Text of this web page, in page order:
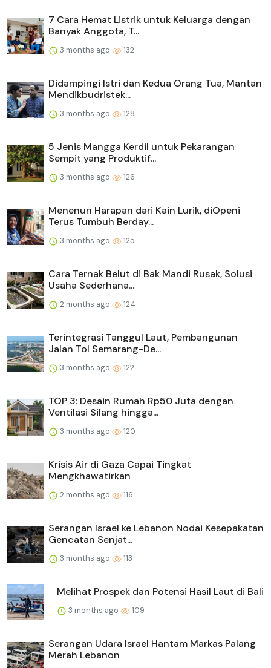
7 Cara Hemat Listrik untuk Keluarga dengan
Banyak Anggota, T...
3 months ago 132
Didampingi Istri dan Kedua Orang Tua, Mantan
Mendikbudristek...
3 months ago 128
5 Jenis Mangga Kerdil untuk Pekarangan
Sempit yang Produktif...
3 months ago 126
Menenun Harapan dari Kain Lurik, diOpeni
Terus Tumbuh Berday...
3 months ago 125
Cara Ternak Belut di Bak Mandi Rusak, Solusi
Usaha Sederhana...
2 months ago 124
Terintegrasi Tanggul Laut, Pembangunan
Jalan Tol Semarang-De...
3 months ago 122
TOP 3: Desain Rumah Rp50 Juta dengan
Ventilasi Silang hingga...
3 months ago 120
Krisis Air di Gaza Capai Tingkat
Mengkhawatirkan
2 months ago 116
Serangan Israel ke Lebanon Nodai Kesepakatan
Gencatan Senjat...
3 months ago 113
Melihat Prospek dan Potensi Hasil Laut di Bali
3 months ago 109
Serangan Udara Israel Hantam Markas Palang
Merah Lebanon